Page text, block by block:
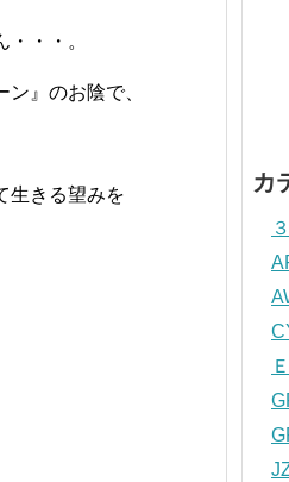
・・。
』のお陰で、
生きる望みを カ